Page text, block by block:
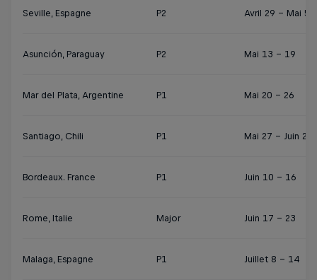
Seville, Espagne P2 Avril 29 – Mai 5
Asunción, Paraguay P2 Mai 13 - 19
Mar del Plata, Argentine P1 Mai 20 - 26
Santiago, Chili P1 Mai 27 – Juin 2
Bordeaux. France P1 Juin 10 - 16
Rome, Italie Major Juin 17 - 23
Malaga, Espagne P1 Juillet 8 - 14